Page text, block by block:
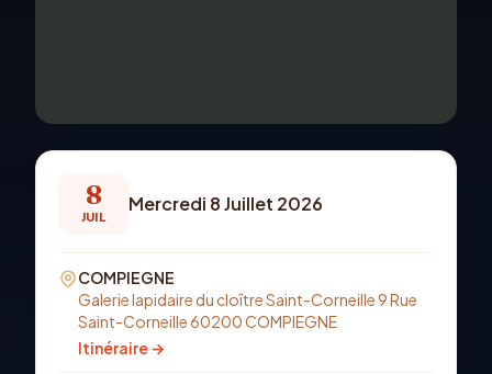
8
JUIL
Mercredi 8 Juillet 2026
COMPIEGNE
Galerie lapidaire du cloître Saint-Corneille 9 Rue
Saint-Corneille 60200 COMPIEGNE
Itinéraire →